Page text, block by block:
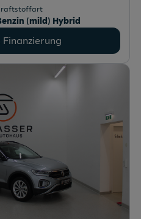
(mild) Hybrid
Finanzierung